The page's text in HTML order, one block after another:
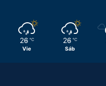
26 ℃
Vie
26 ℃
Sáb